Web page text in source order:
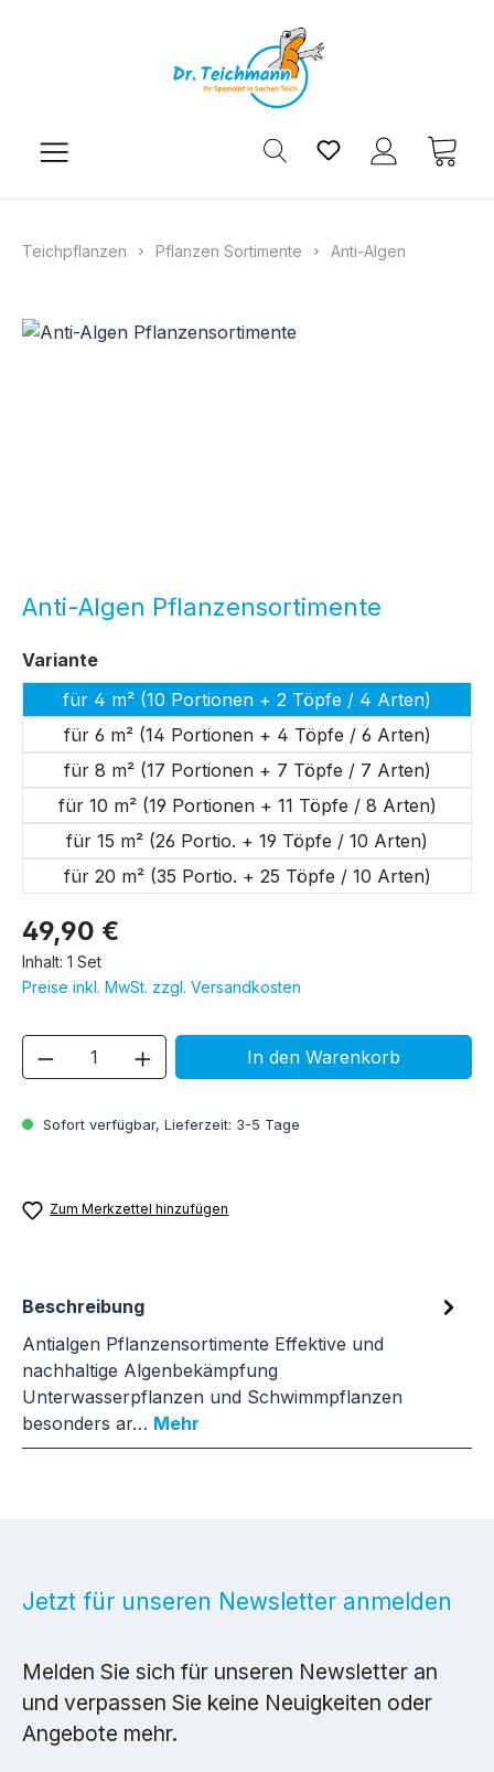
Du hast 0
Teichpflanzen Pflanzen Sortimente Anti-Algen
Bildergalerie überspringen
Anti-Algen Pflanzensortimente
49,90 €
Inhalt: 1 Set
Preise inkl. MwSt. zzgl. Versandkosten
Sofort verfügbar, Lieferzeit: 3-5 Tage
Varianteauswählen
für 4 m² (10 Portionen + 2 Töpfe / 4 Arten)
für 6 m² (14 Portionen + 4 Töpfe / 6 Arten)
für 8 m² (17 Portionen + 7 Töpfe / 7 Arten)
für 10 m² (19 Portionen + 11 Töpfe / 8 Arten)
für 15 m² (26 Portio. + 19 Töpfe / 10 Arten)
für 20 m² (35 Portio. + 25 Töpfe / 10 Arten)
Produkt Anzahl: Gib denIn den Warenkorb
Zum Merkzettel hinzufügen
Beschreibung
Antialgen Pflanzensortimente Effektive und
nachhaltige Algenbekämpfung
Unterwasserpflanzen und Schwimmpflanzen
besonders ar… Mehr
Jetzt für unseren Newsletter anmelden
Melden Sie sich für unseren Newsletter an
und verpassen Sie keine Neuigkeiten oder
Angebote mehr.